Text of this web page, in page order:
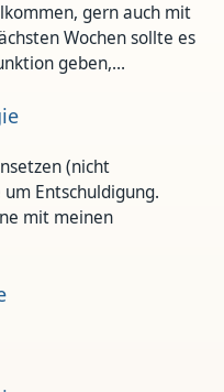
gern auch mit
Wochen sollte es
geben,…
(nicht
Entschuldigung.
mit meinen